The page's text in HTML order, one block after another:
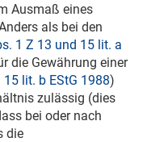
Ausmaß eines
als bei den
1 Z 13 und 15 lit. a
die Gewährung einer
lit. b EStG 1988)
zulässig (dies
bei oder nach
die